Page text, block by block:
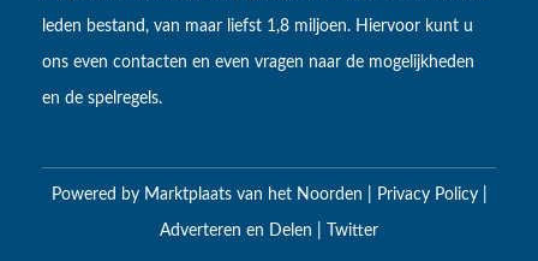
leden bestand, van maar liefst 1,8 miljoen. Hiervoor kunt u
ons even contacten en even vragen naar de mogelijkheden
en de spelregels.
Powered by Marktplaats van het Noorden Privacy Policy
Adverteren en Delen Twitter